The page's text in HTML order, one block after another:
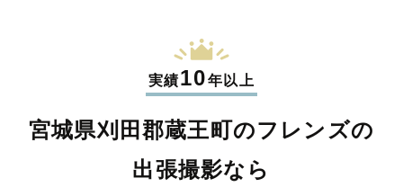
実績10年以上
宮城県刈田郡蔵王町のフレンズの
出張撮影なら